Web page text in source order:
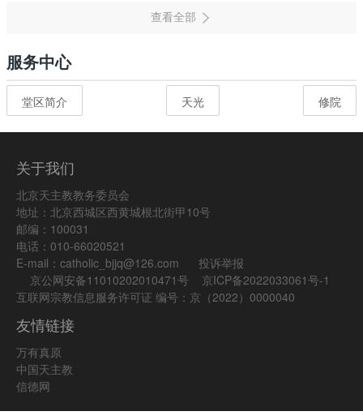
服务中心
堂区简介 天光 修院
关于我们
北京天主教教务委员会
地址：北京西城区西黄城根北街甲10号
邮编：100031
电话：010-66020521
E-mail：catholic_bjjq@126.com 投诉举报
京公网安备11010202010471号
京ICP备2022033061号-1
互联网宗教信息服务许可证 编号：京（2022）0000040
友情链接
万有真原
中国天主教
信德网